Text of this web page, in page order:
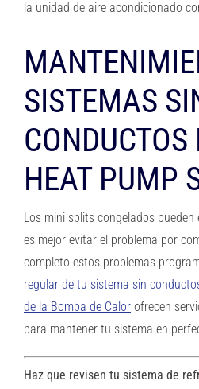
la unidad de aire acondicionado
SISTEMAS
CONDUCTOS
HEAT PUMP
Los mini splits congelados
es mejor evitar el problema por
completo estos problemas
regular de tu sistema sin
de la Bomba de Calorofrecen
para mantener tu sistema en
Haz que revisen tu sistema de